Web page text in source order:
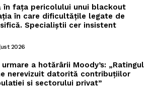
în fața pericolului unui blackout
în care dificultățile legate de
Specialiștii cer insistent
2026
a hotărârii Moody’s: „Ratingul
nerevizuit datorită contribuțiilor
și sectorului privat”